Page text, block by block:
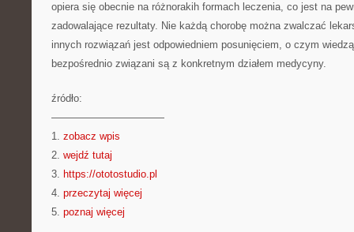
opiera się obecnie na różnorakih formach leczenia, co jest na
zadowalające rezultaty. Nie każdą chorobę można zwalczać
innych rozwiązań jest odpowiedniem posunięciem, o czym
bezpośrednio związani są z konkretnym działem medycyny.
źródło:
———————————
1. zobacz wpis
2. wejdź tutaj
3. https://ototostudio.pl
4. przeczytaj więcej
5. poznaj więcej